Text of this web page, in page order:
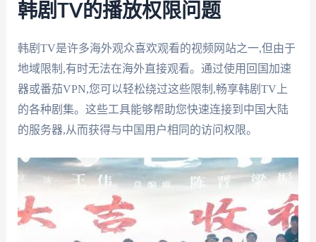
韩剧TV的播放权限问题
韩剧TV是许多海外观众喜欢观看的视频网站之一,但由于
地域限制,有时无法在海外直接观看。通过使用回国加速
器或番茄VPN,您可以轻松绕过这些限制,畅享韩剧TV上
的各种剧集。这些工具能够帮助您快速连接到中国大陆
的服务器,从而获得与中国用户相同的访问权限。